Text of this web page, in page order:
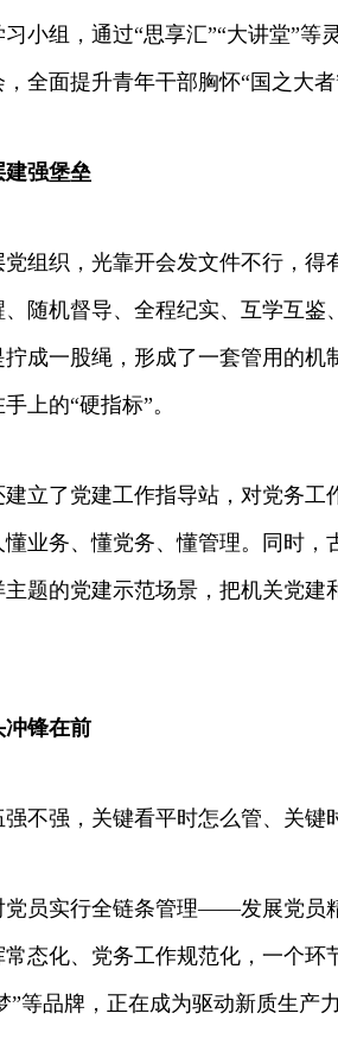
小组，通过“思享汇”“大讲堂”
全面提升青年干部胸怀“国之大者
强堡垒
织，光靠开会发文件不行，得
、随机督导、全程纪实、互学互
成一股绳，形成了一套管用的机
上的“硬指标”。
了党建工作指导站，对党务工
业务、懂党务、懂管理。同时
题的党建示范场景，把机关党建
锋在前
强，关键看平时怎么管、关键
实行全链条管理——发展党员精
态化、党务工作规范化，一个环
”等品牌，正在成为驱动新质生产